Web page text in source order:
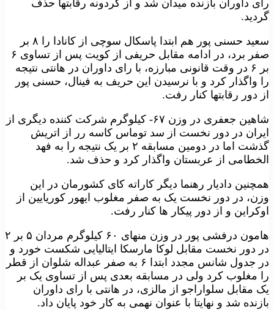
رای داوران بازنده میدان شد و از گردونه رقابتها حذف
گردید.
سعید حسنی پور هم ابتدا پاسکال سوچی از کانادا را ۸ بر
صفر برد، در ادامه مقابل حریفی از کویت پس از تساوی ۶
بر ۶ در وقت قانونی مبارزه، با رای داوران در هانتی نتیجه
را واگذار کرد و با نرسیدن این حریف به فینال، حسنی پور
از دور رقابتها کنار رفت.
شاهین جعفری در وزن ۶۷- کیلوگرم شرکت کننده دیگری از
ایران در دور نخست از سد توماس کاسه رر از اتریش
گذشت اما در دومین مسابقه ۲ بر یک نتیجه را به فهد
الخطامی از عربستان واگذار کرد و حذف شد.
همچنین دادیار رهنما دیگر کاراته کای کشورمان در این
وزن، در دور نخست یک به صفر مغلوب ایهور کوریایین از
اوکراین و از دور پیکار ها کنار رفت.
هامون درفشی پور در وزن منهای ۶۰ کیلوگرم مردان ۵ بر ۲
در دور نخست مقابل لوکا مارسکا ایتالیایی شکست خورد و
در جدول شانس مجدد ابتدا ۶ به صفر عبداله شلوان از قطر
را مغلوب کرد ولی در مسابقه بعدی پس از تساوی یک بر
یک مقابل سلواراجو از مالزی، در هانتی با رای داوران
بازنده شد و نهایتا با عنوان نهمی به کار خود پایان داد.